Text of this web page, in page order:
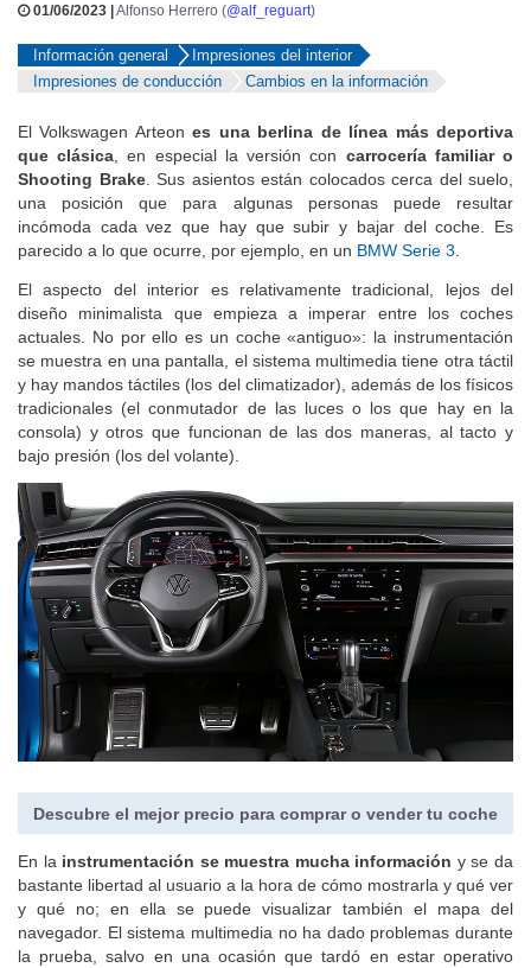
01/06/2023 |Alfonso Herrero (@alf_reguart)
Información general
Impresiones del interior
Impresiones de conducción
Cambios en la información
El Volkswagen Arteones una berlina de línea más deportiva
que clásica , en especial la versión con carrocería familiar o
Shooting Brake. Sus asientos están colocados cerca del suelo,
una posición que para algunas personas puede resultar
incómoda cada vez que hay que subir y bajar del coche. Es
parecido a lo que ocurre, por ejemplo, en un BMW Serie 3
El aspecto del interior es relativamente tradicional, lejos del
diseño minimalista que empieza a imperar entre los coches
actuales. No por ello es un coche «antiguo»: la instrumentación
se muestra en una pantalla, el sistema multimedia tiene otra táctil
y hay mandos táctiles (los del climatizador), además de los físicos
tradicionales (el conmutador de las luces o los que hay en la
consola) y otros que funcionan de las dos maneras, al tacto y
bajo presión (los del volante).
Descubre el mejor precio para comprar o vender tu coche
En la instrumentación se muestra mucha información y se da
bastante libertad al usuario a la hora de cómo mostrarla y qué ver
y qué no; en ella se puede visualizar también el mapa del
navegador. El sistema multimedia no ha dado problemas durante
la prueba, salvo en una ocasión que tardó en estar operativo